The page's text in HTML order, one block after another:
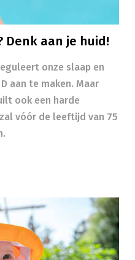
Denk aan je huid!
onze slaap en
aan te maken. Maar
ook een harde
vóór de leeftijd van 75